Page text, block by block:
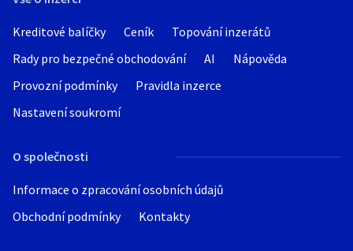
Kreditové balíčky Ceník
Topování inzerátů
Rady pro bezpečné obchodování
AI
Nápověda
Provozní podmínky
Pravidla inzerce
Nastavení soukromí
O společnosti
Informace o zpracování osobních údajů
Obchodní podmínky
Kontakty